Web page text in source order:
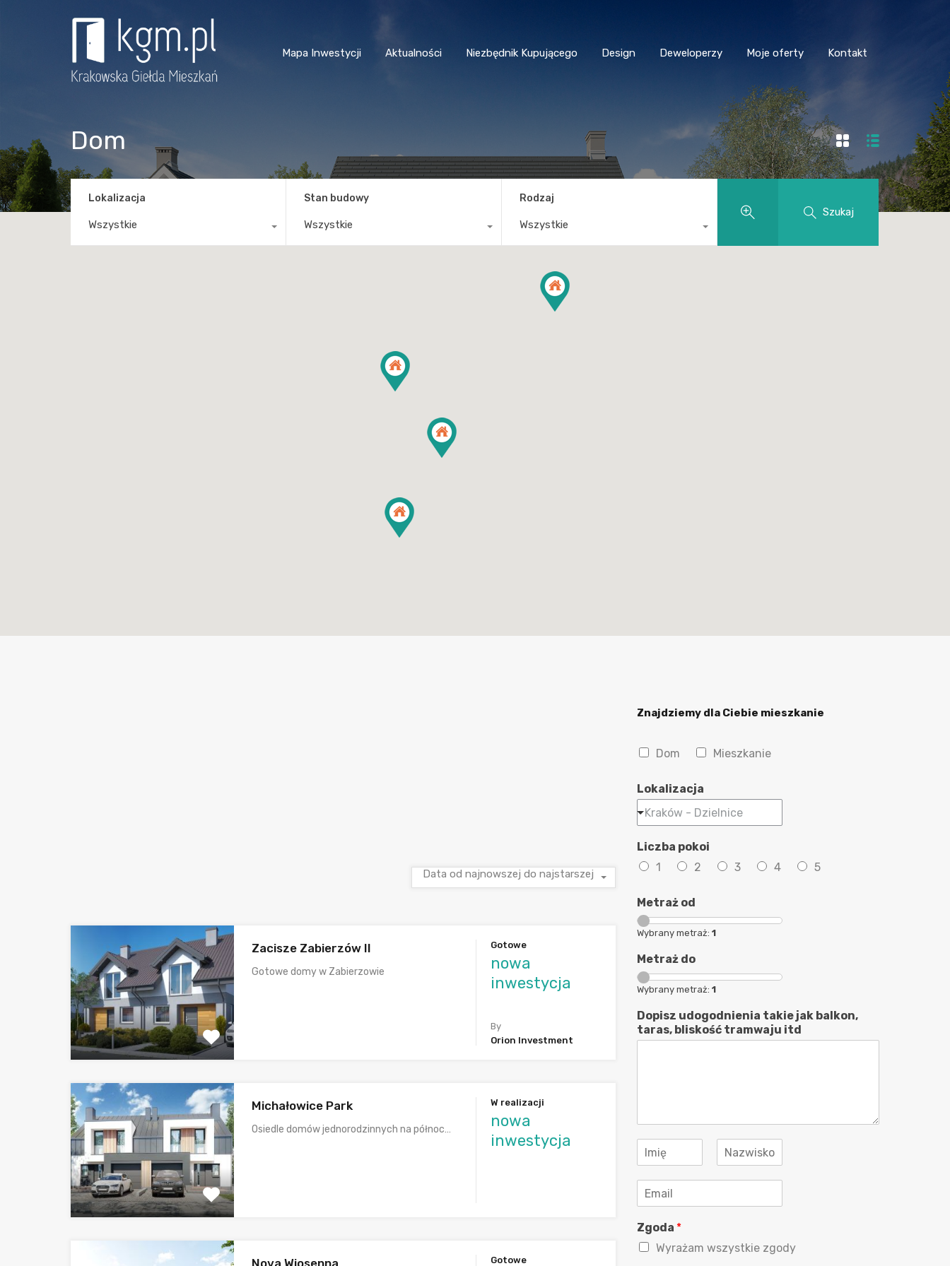
Mapa Inwestycji Aktualności Niezbędnik Kupującego Design Deweloperzy Moje oferty Kontakt
Dom
Lokalizacja
Wszystkie
Stan budowy
Wszystkie
Rodzaj
Wszystkie
Szukaj
Data od najnowszej do najstarszej
Zacisze Zabierzów II
Gotowe domy w Zabierzowie
Gotowe
nowa
inwestycja
By
Orion Investment
Michałowice Park
Osiedle domów jednorodzinnych na północ…
W realizacji
nowa
inwestycja
Nova Wiosenna Gotowe
Znajdziemy dla Ciebie mieszkanie
N
r
o
m
ć
Dom Mieszkanie
Lokalizacja
Kraków - Dzielnice
Liczba pokoi
1
2 3 4 5
Metraż od
Wybrany metraż: 1
Metraż do
Wybrany metraż: 1
Dopisz udogodnienia takie jak balkon,
taras, bliskość tramwaju itd
m
a
z
m
i
l
*
Zgoda *
Wyrażam wszystkie zgody